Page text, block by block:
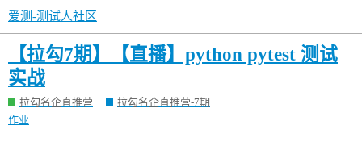
爱测-测试人社区
【拉勾7期】【直播】python pytest 测试
实战
拉勾名企直推营
拉勾名企直推营-7期
作业